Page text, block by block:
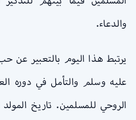
والدعاء.
يرتبط هذا اليوم بالتعبير عن
عليه وسلم والتأمل في دوره
الروحي للمسلمين. تاريخ